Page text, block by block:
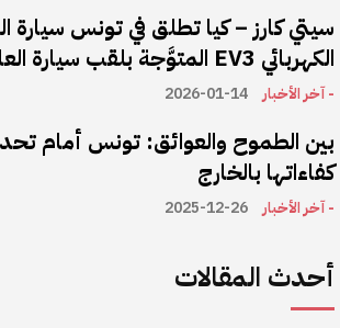
سيتي كارز – كيا تطلق في تونس سيارة
الكهربائي EV3 المتوَّجة بلقب سيارة العام عالميًا
- آخر الأخبار 2026-01-14
بين الطموح والعوائق: تونس أمام
كفاءاتها بالخارج
- آخر الأخبار 2025-12-26
أحدث المقالات